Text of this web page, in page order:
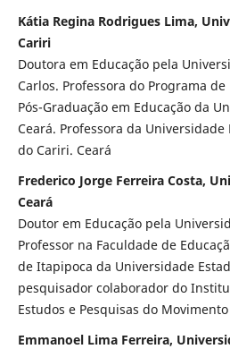
Kátia Regina Rodrigues Lima,
Cariri
Doutora em Educação pela
Carlos. Professora do Programa de
Pós-Graduação em Educação da
Ceará. Professora da Universidade
do Cariri. Ceará
Frederico Jorge Ferreira Costa,
Ceará
Doutor em Educação pela
Professor na Faculdade de
de Itapipoca da Universidade
pesquisador colaborador do
Estudos e Pesquisas do
Emmanoel Lima Ferreira,